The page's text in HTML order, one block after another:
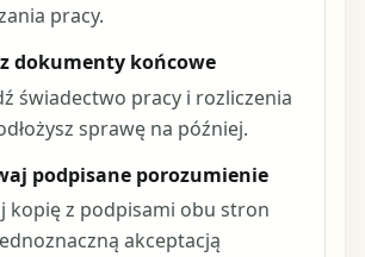
pracy.
dokumenty końcowe
świadectwo pracy i rozliczenia
sprawę na później.
podpisane porozumienie
kopię z podpisami obu stron
akceptacją